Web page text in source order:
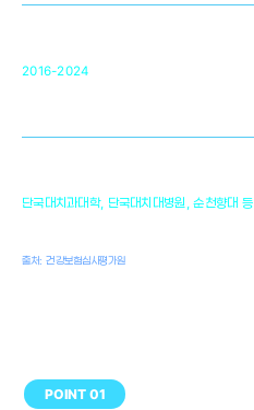
2016-2024
단국대치과대학, 단국대치대병원, 순천향대 등
출처: 건강보험심사평가원
POINT 01